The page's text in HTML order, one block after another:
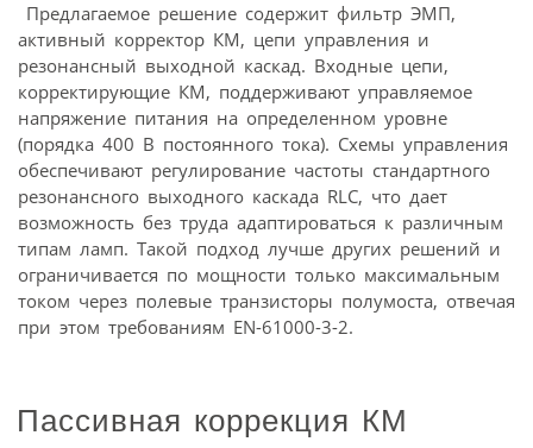
Предлагаемое решение содержит фильтр ЭМП,
активный корректор КМ, цепи управления и
резонансный выходной каскад. Входные цепи,
корректирующие КМ, поддерживают управляемое
напряжение питания на определенном уровне
(порядка 400 В постоянного тока). Схемы управления
обеспечивают регулирование частоты стандартного
резонансного выходного каскада RLC, что дает
возможность без труда адаптироваться к различным
типам ламп. Такой подход лучше других решений и
ограничивается по мощности только максимальным
током через полевые транзисторы полумоста, отвечая
при этом требованиям EN-61000-3-2.
Пассивная коррекция КМ